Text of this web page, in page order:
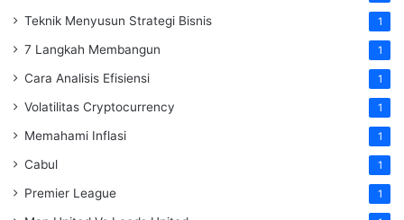
Teknik Menyusun Strategi Bisnis 1
7 Langkah Membangun 1
Cara Analisis Efisiensi 1
Volatilitas Cryptocurrency 1
Memahami Inflasi 1
Cabul 1
Premier League 1